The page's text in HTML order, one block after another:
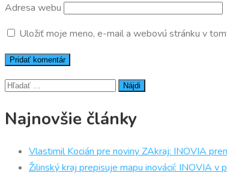
Adresa webu
Uložiť moje meno, e-mail a webovú stránku v
Hľadať:
Najnovšie články
Vlastimil Kocián pre noviny ZAkraj: INOVIA
Žilinský kraj prepisuje mapu inovácií: INOVIA